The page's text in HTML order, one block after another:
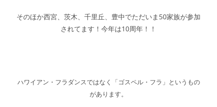
そのほか西宮、茨木、千里丘、豊中でただいま50家族が参加
されてます！今年は10周年！！
ハワイアン・フラダンスではなく「ゴスペル・フラ」というもの
があります。